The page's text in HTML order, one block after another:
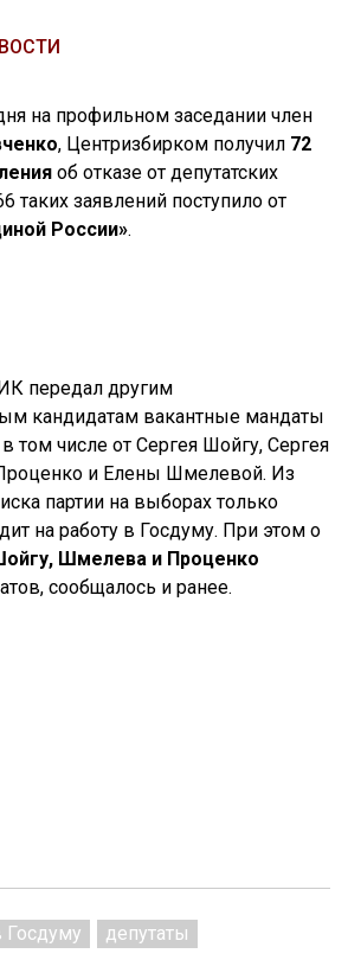
на профильном заседании член
, Центризбирком получил 72
об отказе от депутатских
таких заявлений поступило от
России».
передал другим
кандидатам вакантные мандаты
в том числе от Сергея Шойгу, Сергея
и Елены Шмелевой. Из
партии на выборах только
на работу в Госдуму. При этом о
Шмелева и Проценко
сообщалось и ранее.
депутаты